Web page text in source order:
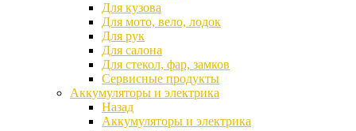
Для кузова
Для мото, вело, лодок
Для рук
Для салона
Для стекол, фар, замков
Сервисные продукты
Аккумуляторы и электрика
Назад
Аккумуляторы и электрика